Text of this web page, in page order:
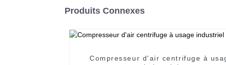
Produits Connexes
Compresseur d'air centrifuge à